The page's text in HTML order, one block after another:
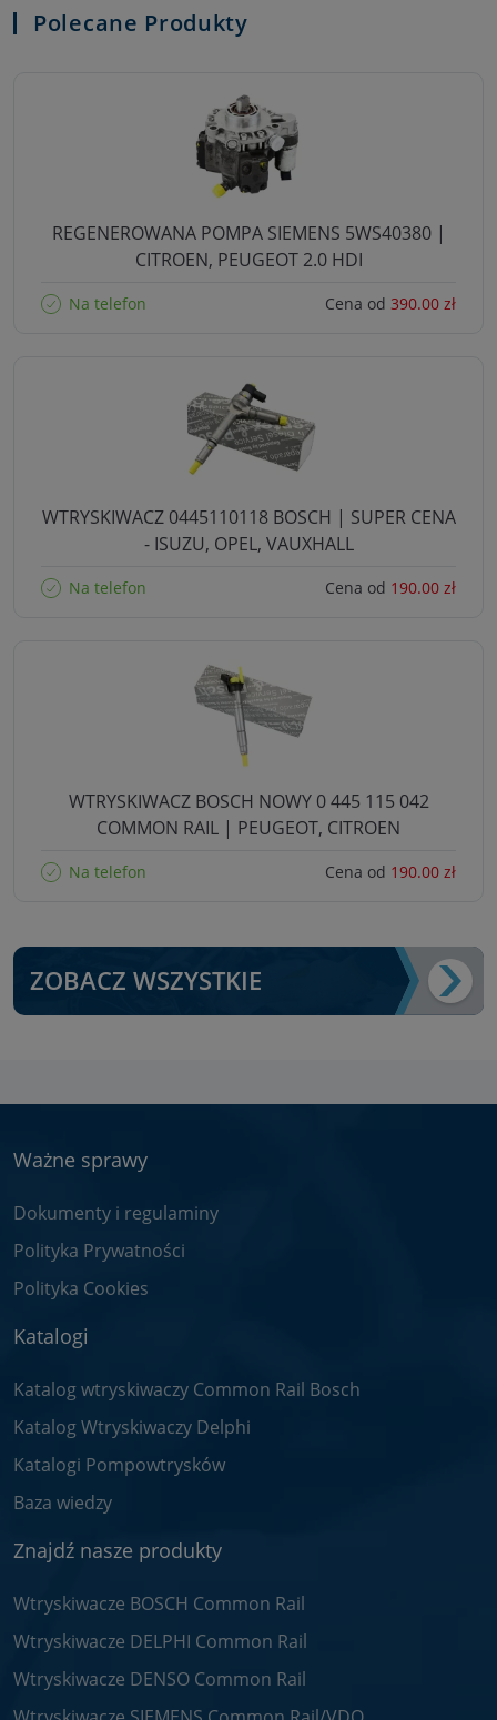
Polecane Produkty
REGENEROWANA POMPA SIEMENS 5WS40380 |
CITROEN, PEUGEOT 2.0 HDI
Na telefon Cena od 390.00 zł
WTRYSKIWACZ 0445110118 BOSCH | SUPER CENA
- ISUZU, OPEL, VAUXHALL
Na telefon Cena od 190.00 zł
WTRYSKIWACZ BOSCH NOWY 0 445 115 042
COMMON RAIL | PEUGEOT, CITROEN
Na telefon Cena od 190.00 zł
ZOBACZ WSZYSTKIE
Ważne sprawy
Dokumenty i regulaminy
Polityka Prywatności
Polityka Cookies
Katalogi
Katalog wtryskiwaczy Common Rail Bosch
Katalog Wtryskiwaczy Delphi
Katalogi Pompowtrysków
Baza wiedzy
Znajdź nasze produkty
Wtryskiwacze BOSCH Common Rail
Wtryskiwacze DELPHI Common Rail
Wtryskiwacze DENSO Common Rail